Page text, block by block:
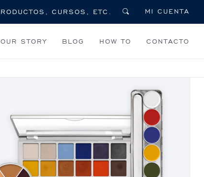
MI CUENTA
OUR STORY BLOG HOW TO CONTACTO